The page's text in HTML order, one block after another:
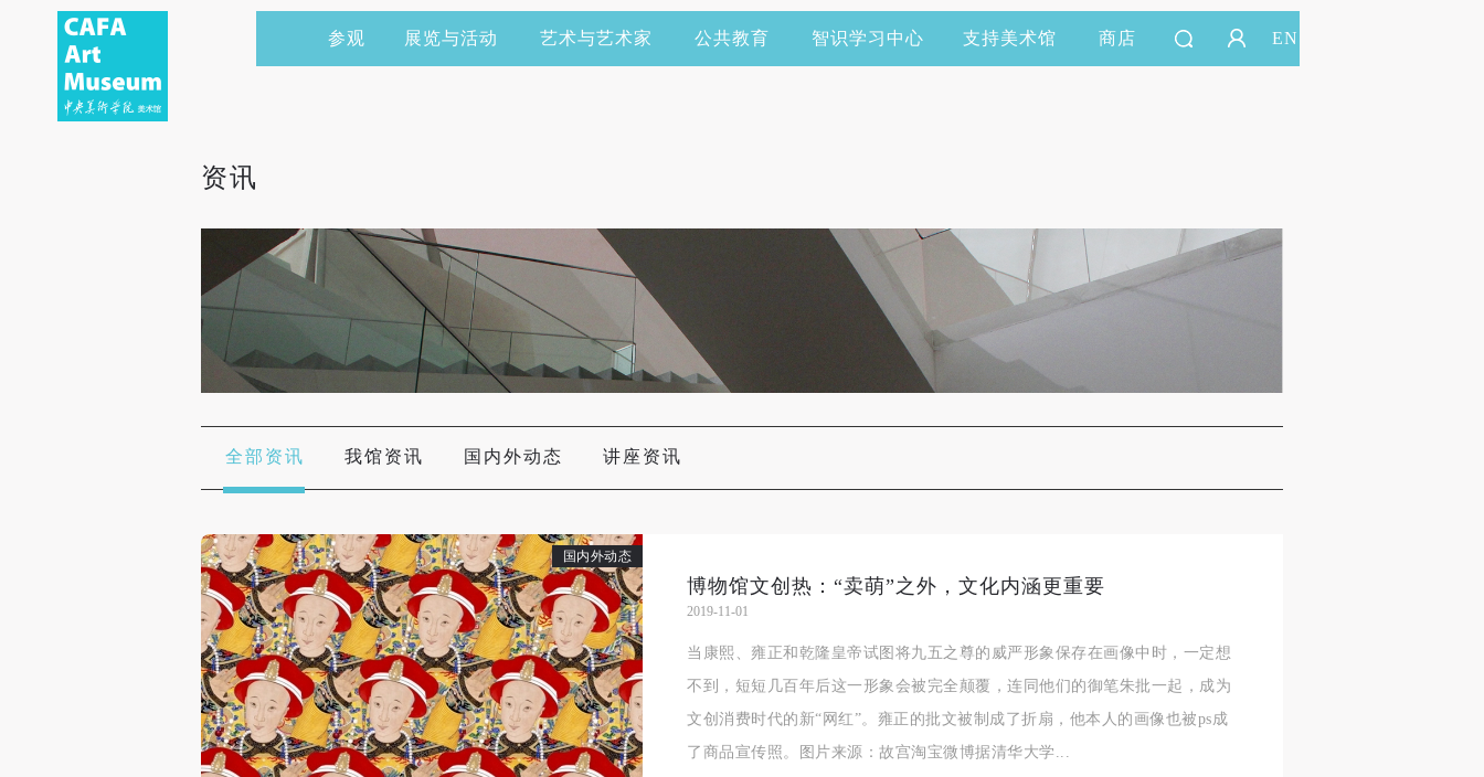
参观 展览与活动 艺术与艺术家 公共教育 智识学习中心 支持美术馆 商店 EN
数字美术馆
志愿者
举办活动
资讯
全部资讯 我馆资讯 国内外动态 讲座资讯
国内外动态
博物馆文创热：“卖萌”之外，文化内涵更重要
2019-11-01
当康熙、雍正和乾隆皇帝试图将九五之尊的威严形象保存在画像中时，一定想
不到，短短几百年后这一形象会被完全颠覆，连同他们的御笔朱批一起，成为
文创消费时代的新“网红”。雍正的批文被制成了折扇，他本人的画像也被ps成
了商品宣传照。图片来源：故宫淘宝微博据清华大学...